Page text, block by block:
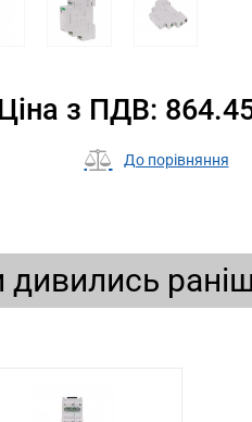
Ціна з ПДВ:
До порівняння
дивились